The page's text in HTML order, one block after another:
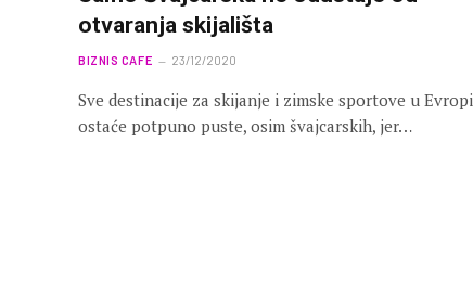
otvaranja skijališta
BIZNIS CAFE 23/12/2020
Sve destinacije za skijanje i zimske sportove u Evropi
ostaće potpuno puste, osim švajcarskih, jer…